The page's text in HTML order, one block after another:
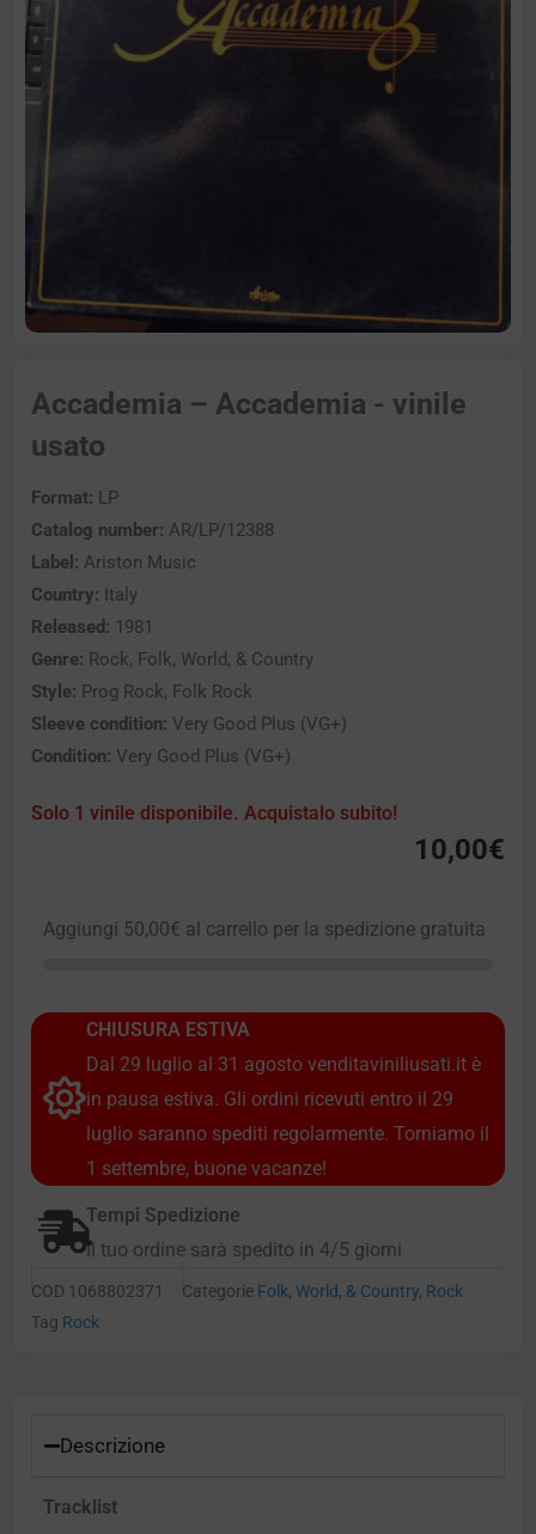
Accademia – Accademia - vinile
usato
Format: LP
Catalog number: AR/LP/12388
Label: Ariston Music
Country: Italy
Released: 1981
Genre: Rock, Folk, World, & Country
Style: Prog Rock, Folk Rock
Sleeve condition: Very Good Plus (VG+)
Condition: Very Good Plus (VG+)
Solo 1 vinile disponibile. Acquistalo subito!
10,00€
Aggiungi 50,00€ al carrello per la spedizione gratuita
CHIUSURA ESTIVA
Dal 29 luglio al 31 agosto venditaviniliusati.it è
in pausa estiva. Gli ordini ricevuti entro il 29
luglio saranno spediti regolarmente. Torniamo il
1 settembre, buone vacanze!
Tempi Spedizione
Il tuo ordine sarà spedito in 4/5 giorni
COD 1068802371 Categorie Folk, World, & Country, Rock
Tag Rock
Descrizione
Tracklist